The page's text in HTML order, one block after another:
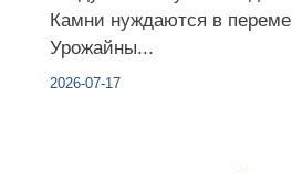
Камни нуждаются в
Урожайны...
2026-07-17